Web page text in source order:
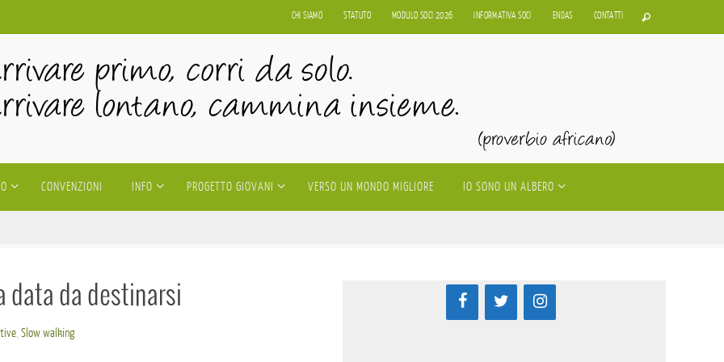
CHI SIAMO STATUTO MODULO SOCI 2026 INFORMATIVA SOCI ENDAS CONTATTI
CONVENZIONI INFO PROGETTO GIOVANI VERSO UN MONDO MIGLIORE IO SONO UN ALBERO
data da destinarsi
,Slow walking